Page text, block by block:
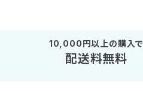
10,000円以上の購入で
配送料無料